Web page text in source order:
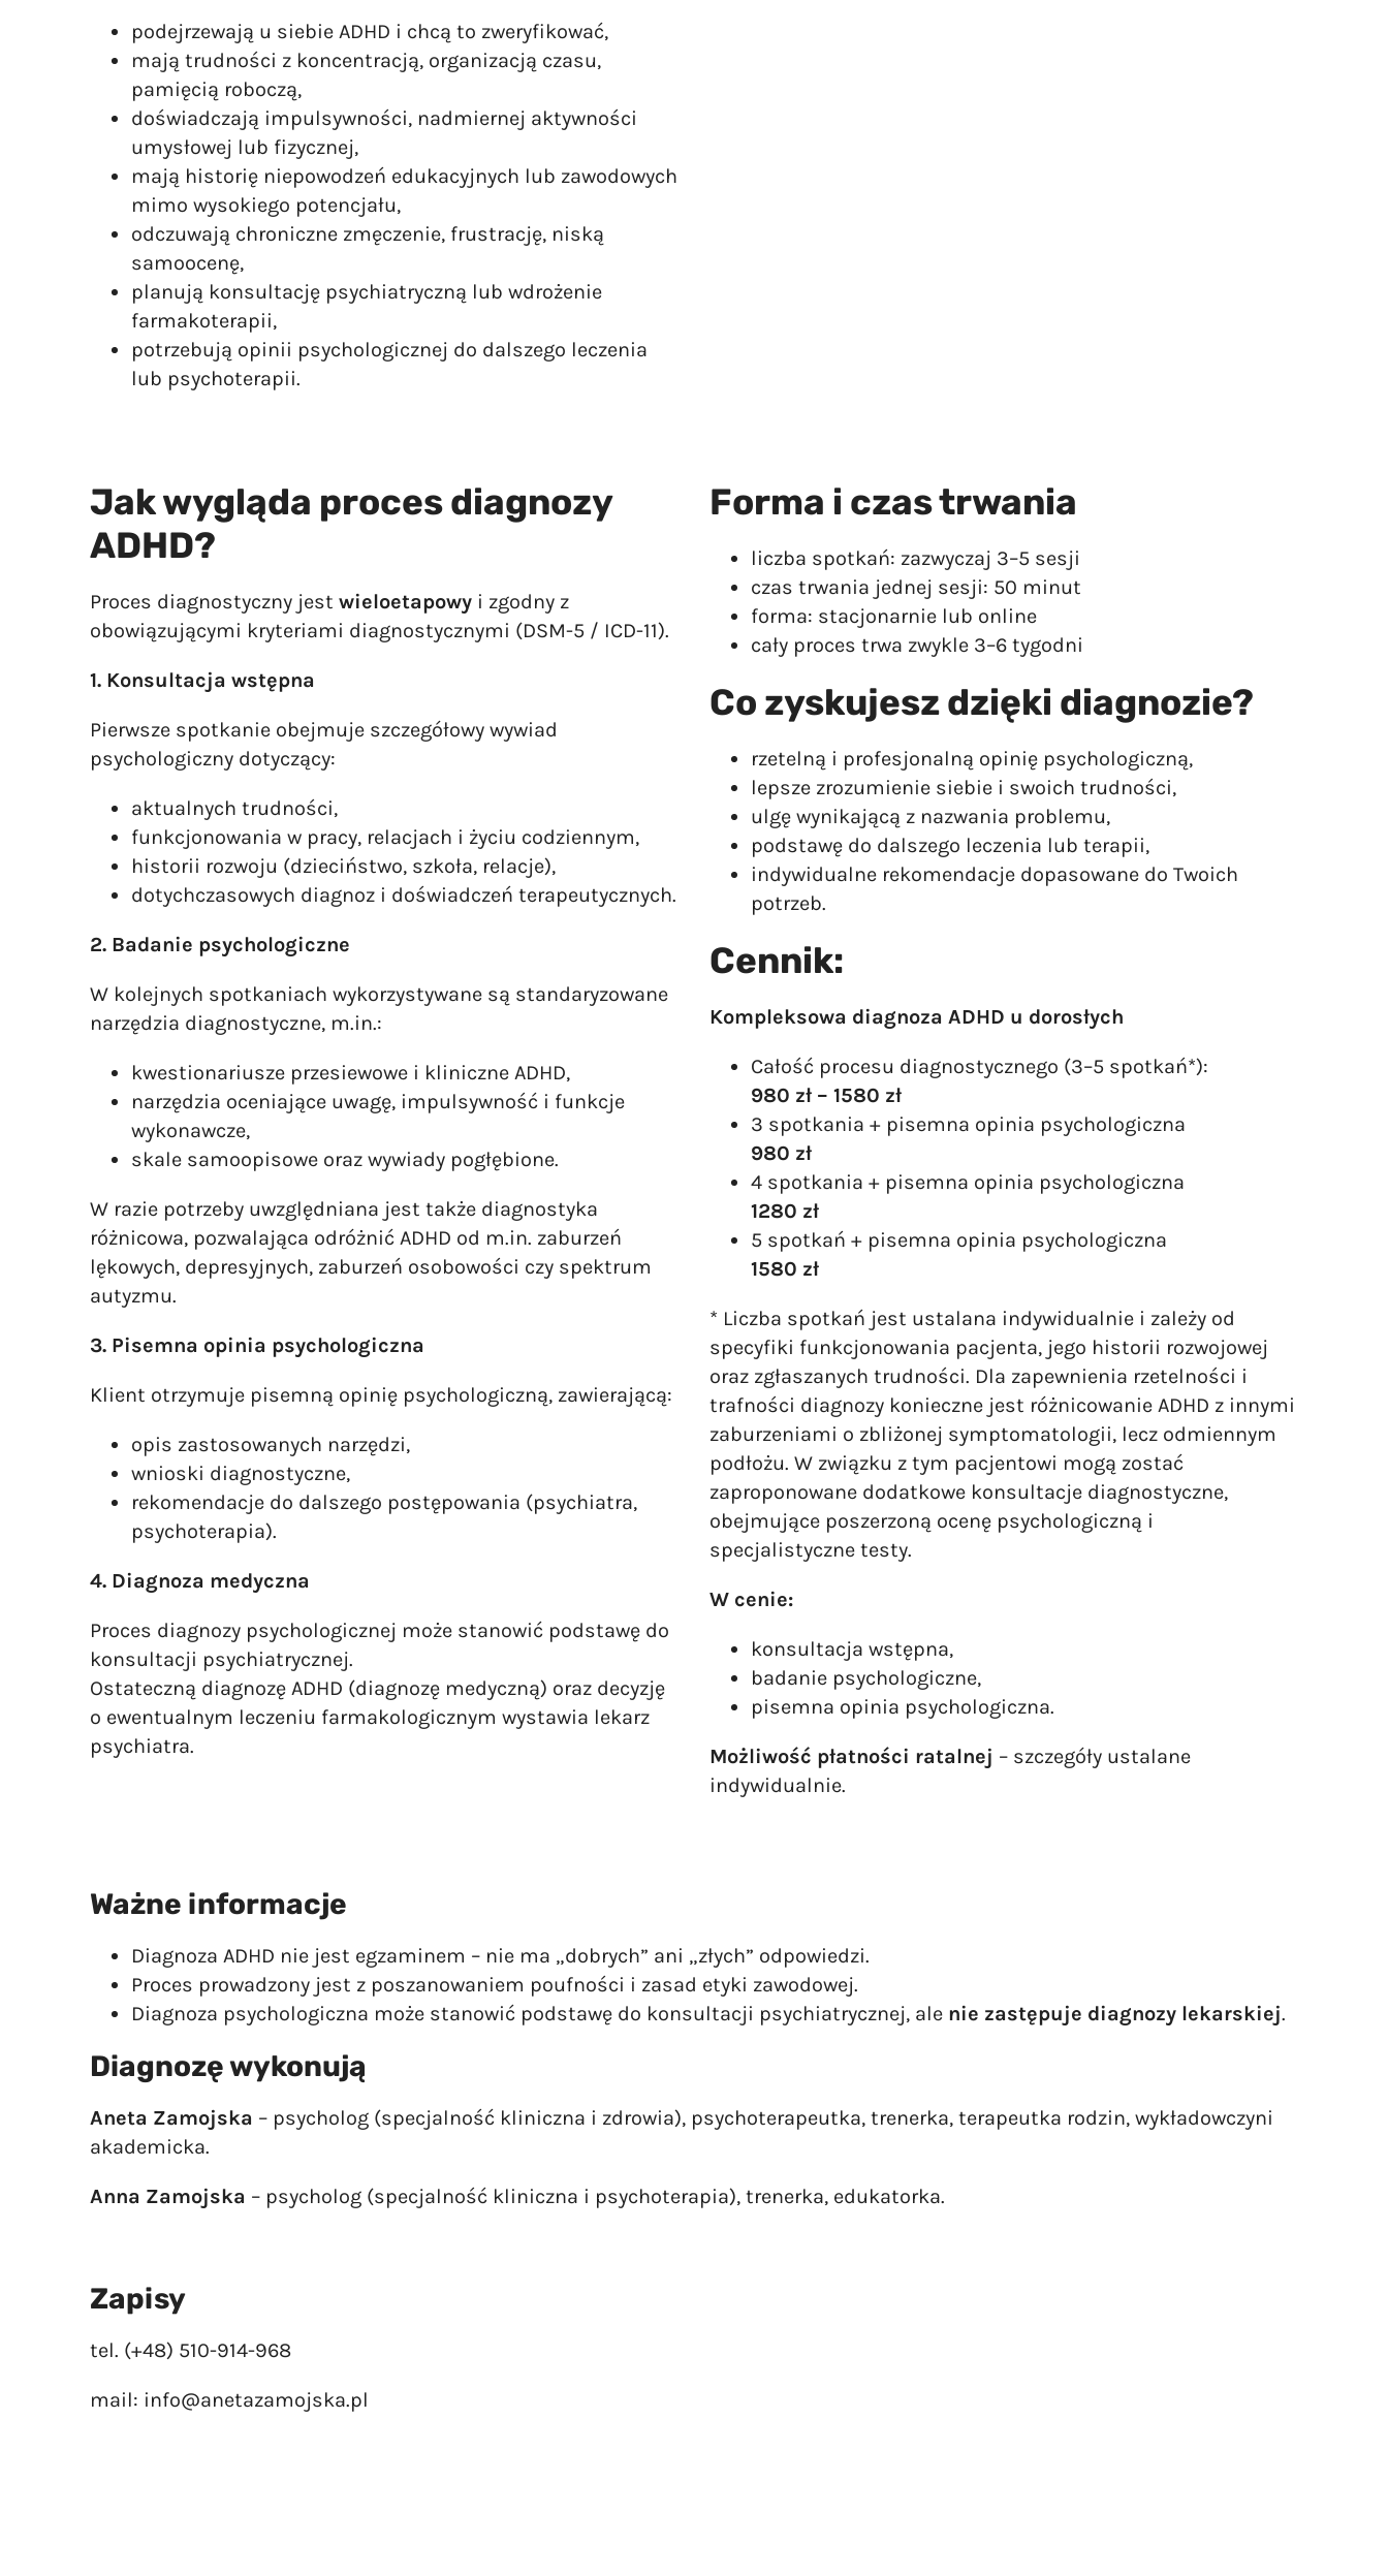
podejrzewają u siebie ADHD i chcą to zweryfikować,
mają trudności z koncentracją, organizacją czasu,
pamięcią roboczą,
doświadczają impulsywności, nadmiernej aktywności
umysłowej lub fizycznej,
mają historię niepowodzeń edukacyjnych lub zawodowych
mimo wysokiego potencjału,
odczuwają chroniczne zmęczenie, frustrację, niską
samoocenę,
planują konsultację psychiatryczną lub wdrożenie
farmakoterapii,
potrzebują opinii psychologicznej do dalszego leczenia
lub psychoterapii.
Jak wygląda proces diagnozy
ADHD?
Proces diagnostyczny jest wieloetapowy i zgodny z
obowiązującymi kryteriami diagnostycznymi (DSM-5 / ICD-11).
1. Konsultacja wstępna
Pierwsze spotkanie obejmuje szczegółowy wywiad
psychologiczny dotyczący:
aktualnych trudności,
funkcjonowania w pracy, relacjach i życiu codziennym,
historii rozwoju (dzieciństwo, szkoła, relacje),
dotychczasowych diagnoz i doświadczeń terapeutycznych.
2. Badanie psychologiczne
W kolejnych spotkaniach wykorzystywane są standaryzowane
narzędzia diagnostyczne, m.in.:
kwestionariusze przesiewowe i kliniczne ADHD,
narzędzia oceniające uwagę, impulsywność i funkcje
wykonawcze,
skale samoopisowe oraz wywiady pogłębione.
W razie potrzeby uwzględniana jest także diagnostyka
różnicowa, pozwalająca odróżnić ADHD od m.in. zaburzeń
lękowych, depresyjnych, zaburzeń osobowości czy spektrum
autyzmu.
3. Pisemna opinia psychologiczna
Klient otrzymuje pisemną opinię psychologiczną, zawierającą:
opis zastosowanych narzędzi,
wnioski diagnostyczne,
rekomendacje do dalszego postępowania (psychiatra,
psychoterapia).
4. Diagnoza medyczna
Proces diagnozy psychologicznej może stanowić podstawę do
konsultacji psychiatrycznej.
Ostateczną diagnozę ADHD (diagnozę medyczną) oraz decyzję
o ewentualnym leczeniu farmakologicznym wystawia lekarz
psychiatra.
Forma i czas trwania
liczba spotkań: zazwyczaj 3–5 sesji
czas trwania jednej sesji: 50 minut
forma: stacjonarnie lub online
cały proces trwa zwykle 3–6 tygodni
Co zyskujesz dzięki diagnozie?
rzetelną i profesjonalną opinię psychologiczną,
lepsze zrozumienie siebie i swoich trudności,
ulgę wynikającą z nazwania problemu,
podstawę do dalszego leczenia lub terapii,
indywidualne rekomendacje dopasowane do Twoich
potrzeb.
Cennik:
Kompleksowa diagnoza ADHD u dorosłych
Całość procesu diagnostycznego (3–5 spotkań*):
980 zł – 1580 zł
3 spotkania + pisemna opinia psychologiczna
980 zł
4 spotkania + pisemna opinia psychologiczna
1280 zł
5 spotkań + pisemna opinia psychologiczna
1580 zł
* Liczba spotkań jest ustalana indywidualnie i zależy od
specyfiki funkcjonowania pacjenta, jego historii rozwojowej
oraz zgłaszanych trudności. Dla zapewnienia rzetelności i
trafności diagnozy konieczne jest różnicowanie ADHD z innymi
zaburzeniami o zbliżonej symptomatologii, lecz odmiennym
podłożu. W związku z tym pacjentowi mogą zostać
zaproponowane dodatkowe konsultacje diagnostyczne,
obejmujące poszerzoną ocenę psychologiczną i
specjalistyczne testy.
W cenie:
konsultacja wstępna,
badanie psychologiczne,
pisemna opinia psychologiczna.
Możliwość płatności ratalnej – szczegóły ustalane
indywidualnie.
Ważne informacje
Diagnoza ADHD nie jest egzaminem – nie ma „dobrych” ani „złych” odpowiedzi.
Proces prowadzony jest z poszanowaniem poufności i zasad etyki zawodowej.
Diagnoza psychologiczna może stanowić podstawę do konsultacji psychiatrycznej, ale nie zastępuje diagnozy lekarskiej.
Diagnozę wykonują
Aneta Zamojska – psycholog (specjalność kliniczna i zdrowia), psychoterapeutka, trenerka, terapeutka rodzin, wykładowczyni
akademicka.
Anna Zamojska – psycholog (specjalność kliniczna i psychoterapia), trenerka, edukatorka.
Zapisy
tel. (+48) 510-914-968
mail: info@anetazamojska.pl